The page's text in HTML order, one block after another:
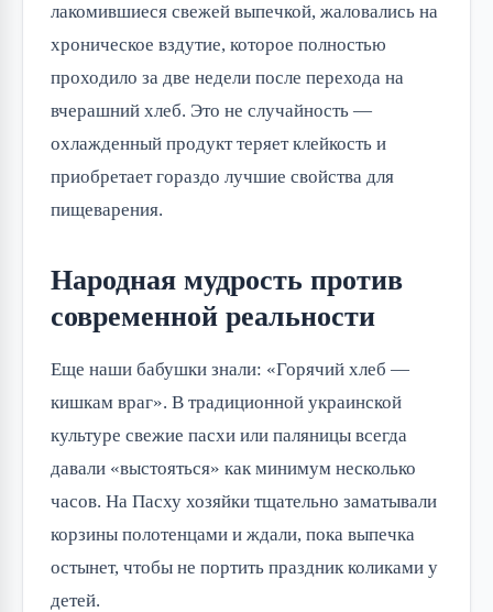
лакомившиеся свежей выпечкой, жаловались на
хроническое вздутие, которое полностью
проходило за две недели после перехода на
вчерашний хлеб. Это не случайность —
охлажденный продукт теряет клейкость и
приобретает гораздо лучшие свойства для
пищеварения.
Народная мудрость против
современной реальности
Еще наши бабушки знали: «Горячий хлеб —
кишкам враг». В традиционной украинской
культуре свежие пасхи или паляницы всегда
давали «выстояться» как минимум несколько
часов. На Пасху хозяйки тщательно заматывали
корзины полотенцами и ждали, пока выпечка
остынет, чтобы не портить праздник коликами у
детей.